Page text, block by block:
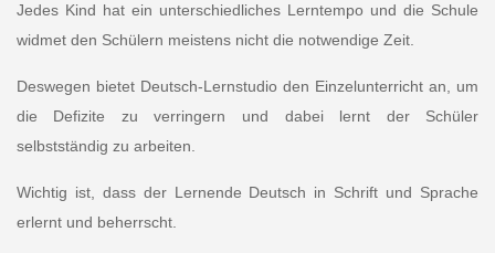
Jedes Kind hat ein unterschiedliches Lerntempo und die Schule
widmet den Schülern meistens nicht die notwendige Zeit.
Deswegen bietet Deutsch-Lernstudio den Einzelunterricht an, um
die Defizite zu verringern und dabei lernt der Schüler
selbstständig zu arbeiten.
Wichtig ist, dass der Lernende Deutsch in Schrift und Sprache
erlernt und beherrscht.